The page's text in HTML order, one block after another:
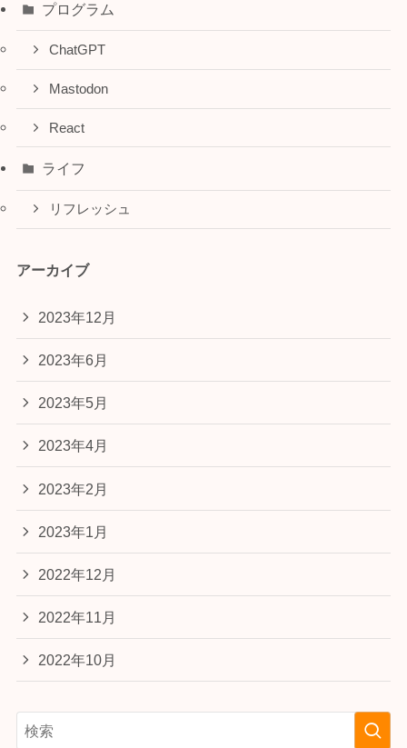
プログラム
ChatGPT
Mastodon
React
ライフ
リフレッシュ
アーカイブ
2023年12月
2023年6月
2023年5月
2023年4月
2023年2月
2023年1月
2022年12月
2022年11月
2022年10月